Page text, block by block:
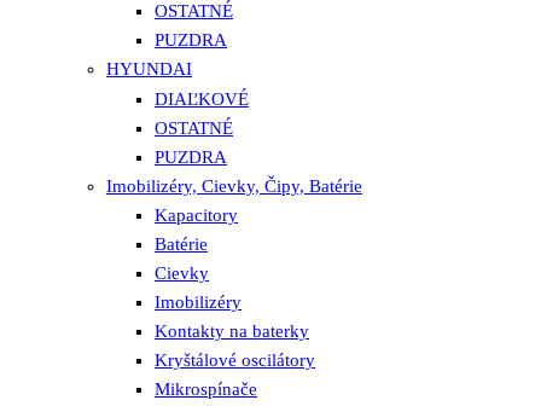
OSTATNÉ
PUZDRA
HYUNDAI
DIAĽKOVÉ
OSTATNÉ
PUZDRA
Imobilizéry, Cievky, Čipy, Batérie
Kapacitory
Batérie
Cievky
Imobilizéry
Kontakty na baterky
Kryštálové oscilátory
Mikrospínače